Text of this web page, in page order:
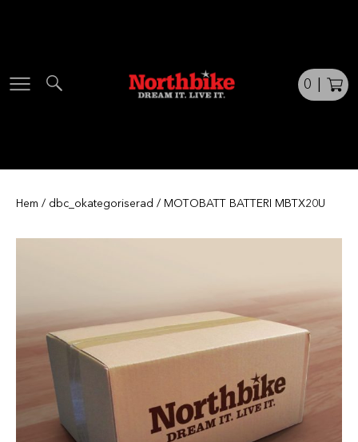
0
Hem / dbc_okategoriserad / MOTOBATT BATTERI MBTX20U